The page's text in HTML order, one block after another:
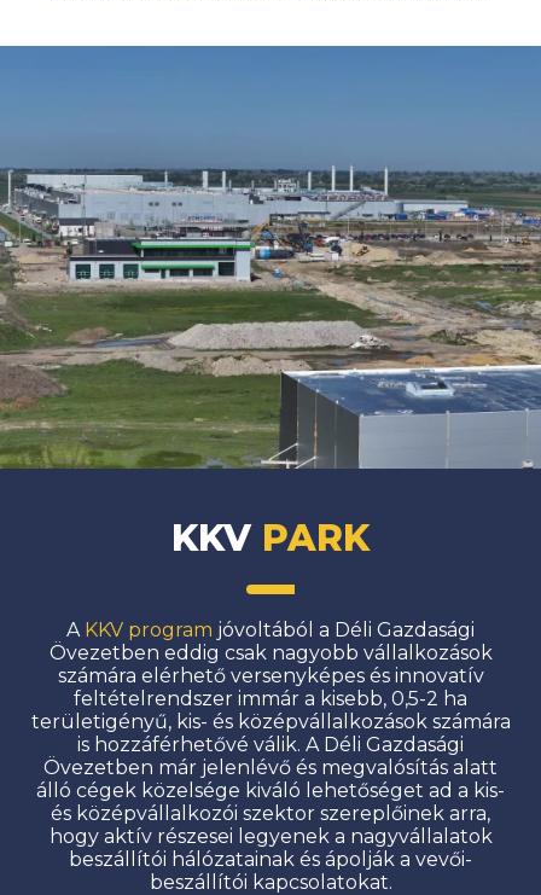
KKV PARK
A KKV program jóvoltából a Déli Gazdasági
Övezetben eddig csak nagyobb vállalkozások
számára elérhető versenyképes és innovatív
feltételrendszer immár a kisebb, 0,5-2 ha
területigényű, kis- és középvállalkozások számára
is hozzáférhetővé válik. A Déli Gazdasági
Övezetben már jelenlévő és megvalósítás alatt
álló cégek közelsége kiváló lehetőséget ad a kis-
és középvállalkozói szektor szereplőinek arra,
hogy aktív részesei legyenek a nagyvállalatok
beszállítói hálózatainak és ápolják a vevői-
beszállítói kapcsolatokat.